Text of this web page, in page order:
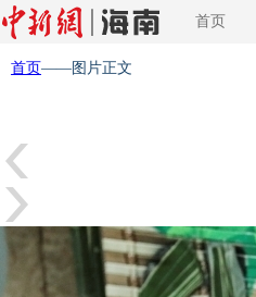
首页
首页——图片正文